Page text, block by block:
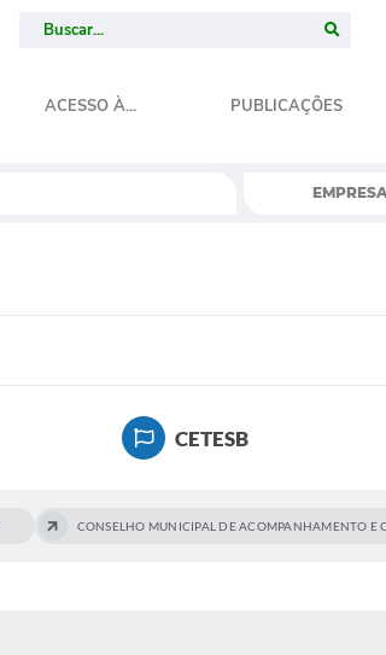
ACESSO À... PUBLICAÇÕES
EMPRESA
CETESB
CONSELHO MUNICIPAL DE ACOMPANHAMENTO E